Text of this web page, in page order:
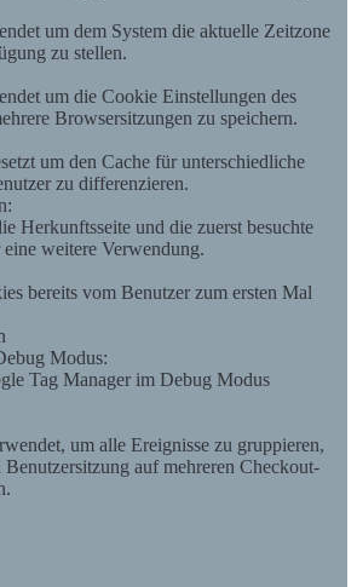
um dem System die aktuelle Zeitzone
zu stellen.
um die Cookie Einstellungen des
Browsersitzungen zu speichern.
um den Cache für unterschiedliche
zu differenzieren.
Herkunftsseite und die zuerst besuchte
weitere Verwendung.
bereits vom Benutzer zum ersten Mal
Modus:
Tag Manager im Debug Modus
um alle Ereignisse zu gruppieren,
auf mehreren Checkout-